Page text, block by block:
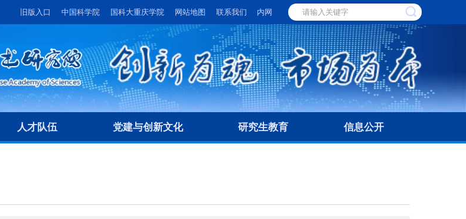
旧版入口 中国科学院 国科大重庆学院 网站地图 联系我们 内网
人才队伍 党建与创新文化 研究生教育 信息公开